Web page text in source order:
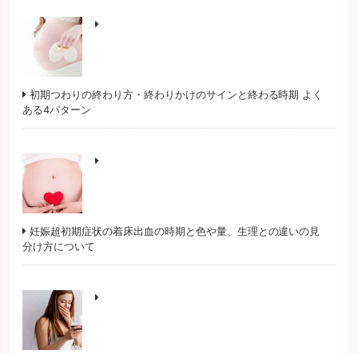
初期つわりの終わり方・終わりかけのサインと終わる時期 よく
ある4パターン
妊娠超初期症状の着床出血の時期と色や量、生理との違いの見
分け方について